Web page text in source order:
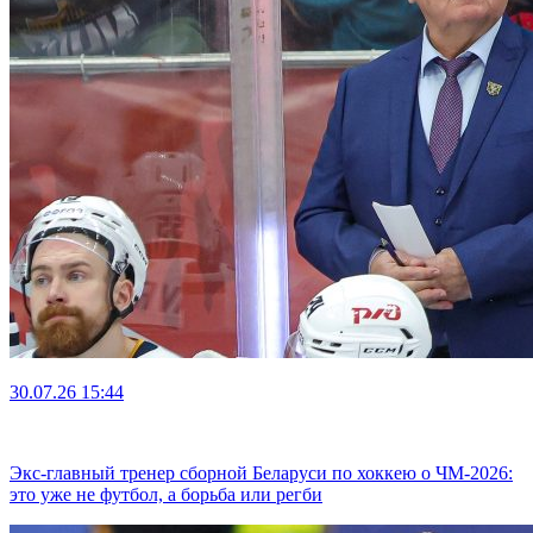
30.07.26 15:44
Экс-главный тренер сборной Беларуси по хоккею о ЧМ-2026:
это уже не футбол, а борьба или регби